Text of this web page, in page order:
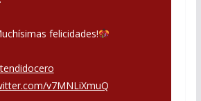
felicidades!
v7MNLiXmuQ